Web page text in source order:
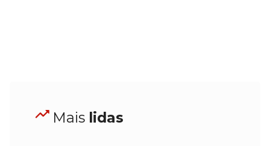
Mais lidas